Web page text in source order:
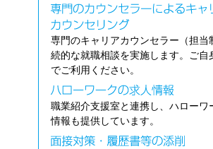
専門のキャリアカウンセラー（担当
続的な就職相談を実施します。ご自
でご利用ください。
職業紹介支援室と連携し、ハローワ
情報も提供しています。